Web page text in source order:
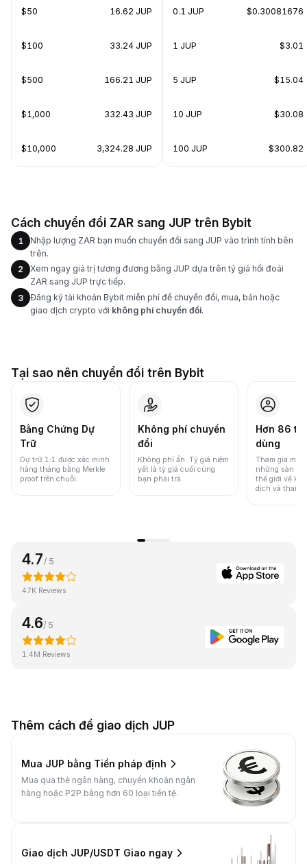
$50 16.62 JUP
$100 33.24 JUP
$500 166.21 JUP
$1,000 332.43 JUP
$10,000 3,324.28 JUP
0.1 JUP $0.30081676
1 JUP $3.01
5 JUP $15.04
10 JUP $30.08
100 JUP $300.82
Cách chuyển đổi ZAR sang JUP trên Bybit
1
Nhập lượng ZAR bạn muốn chuyển đổi sang JUP vào trình tính bên
trên.
2
Xem ngay giá trị tương đương bằng JUP dựa trên tỷ giá hối đoái
ZAR sang JUP trực tiếp.
3
Đăng ký tài khoản Bybit miễn phí để chuyển đổi, mua, bán hoặc
giao dịch crypto với không phí chuyển đổi.
Tại sao nên chuyển đổi trên Bybit
Bằng Chứng Dự
Trữ
Dự trữ 1:1 được xác minh
hàng tháng bằng Merkle
proof trên chuỗi.
Không phí chuyển
đổi
Không phí ẩn. Tỷ giá niêm
yết là tỷ giá cuối cùng
bạn phải trả.
Hơn 86
dùng
Tham gia một
những sàn
thế giới về
dịch và thanh
4.7 / 5
47K Reviews
4.6/ 5
1.4M Reviews
Thêm cách để giao dịch JUP
Mua JUP bằng Tiền pháp định
Mua qua thẻ ngân hàng, chuyển khoản ngân
hàng hoặc P2P bằng hơn 60 loại tiền tệ.
Giao dịch JUP/USDT Giao ngay